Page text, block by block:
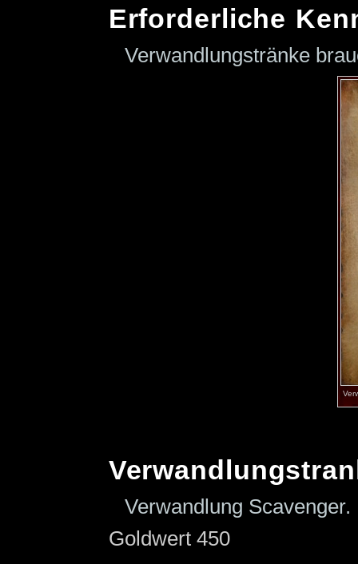
Erforderliche
Verwandlungstränke
Verwandlung Scavenger.
Goldwert 450